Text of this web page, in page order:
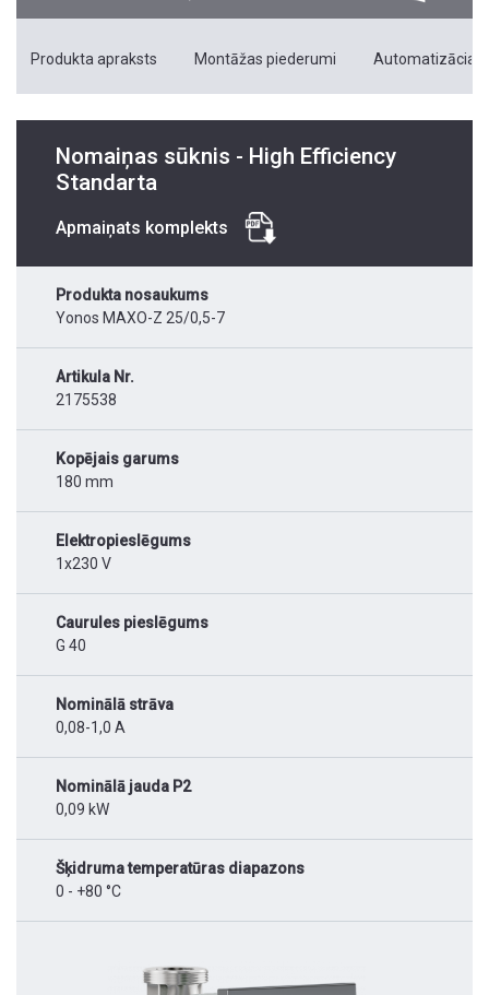
Produkta apraksts Montāžas piederumi Automatizācias
Nomaiņas sūknis - High Efficiency
Standarta
Apmaiņats komplekts
Produkta nosaukums
Yonos MAXO-Z 25/0,5-7
Artikula Nr.
2175538
Kopējais garums
180 mm
Elektropieslēgums
1x230 V
Caurules pieslēgums
G 40
Nominālā strāva
0,08-1,0 A
Nominālā jauda P2
0,09 kW
Šķidruma temperatūras diapazons
0 - +80 °C